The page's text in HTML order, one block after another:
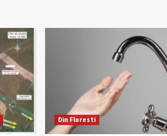
Din Floresti